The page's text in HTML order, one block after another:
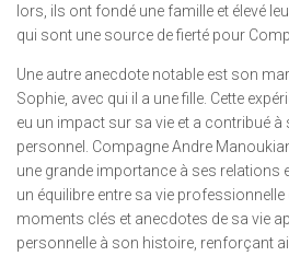
lors, ils ont fondé une famille et élevé
qui sont une source de fierté pour
Une autre anecdote notable est son
Sophie, avec qui il a une fille. Cette
eu un impact sur sa vie et a contribué
personnel. Compagne Andre
une grande importance à ses relations
un équilibre entre sa vie professionnelle
moments clés et anecdotes de sa vie
personnelle à son histoire, renforçant